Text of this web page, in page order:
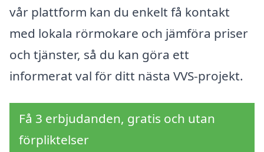
vår plattform kan du enkelt få kontakt
med lokala rörmokare och jämföra priser
och tjänster, så du kan göra ett
informerat val för ditt nästa VVS-projekt.
Få 3 erbjudanden, gratis och utan
förpliktelser